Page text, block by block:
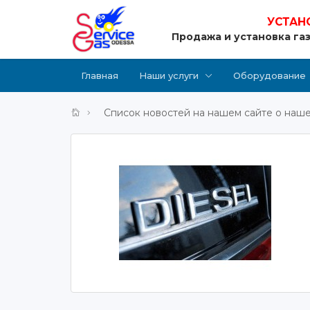
Продажа и установка
Главная Наши услуги Оборудование
Список новостей на нашем сайте о